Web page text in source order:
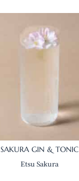
SAKURA GIN & TONIC
Etsu Sakura